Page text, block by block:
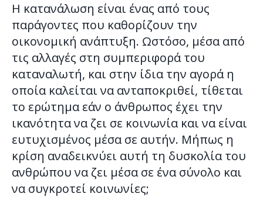
Η κατανάλωση είναι ένας από τους
παράγοντες που καθορίζουν την
οικονομική ανάπτυξη. Ωστόσο, μέσα από
τις αλλαγές στη συμπεριφορά του
καταναλωτή, και στην ίδια την αγορά η
οποία καλείται να ανταποκριθεί, τίθεται
το ερώτημα εάν ο άνθρωπος έχει την
ικανότητα να ζει σε κοινωνία και να είναι
ευτυχισμένος μέσα σε αυτήν. Μήπως η
κρίση αναδεικνύει αυτή τη δυσκολία του
ανθρώπου να ζει μέσα σε ένα σύνολο και
να συγκροτεί κοινωνίες;